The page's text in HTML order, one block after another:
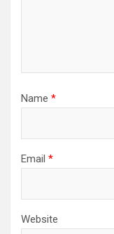
Name *
Email *
Website